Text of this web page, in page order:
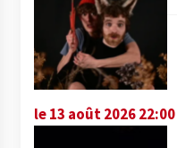
le 13 août 2026 22:00